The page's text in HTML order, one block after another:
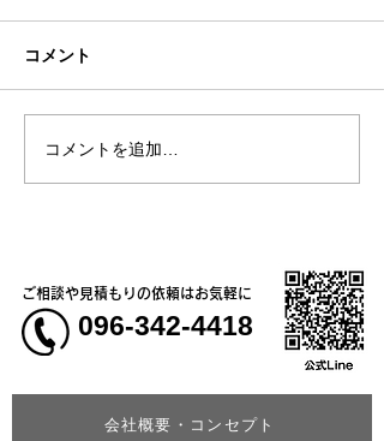
熊本地震明けの営業につ
いてのお知らせ
コメント
コメントを追加…
会社概要・コンセプト
ご相談や見積もりの依頼はお気軽に
096-342-4418